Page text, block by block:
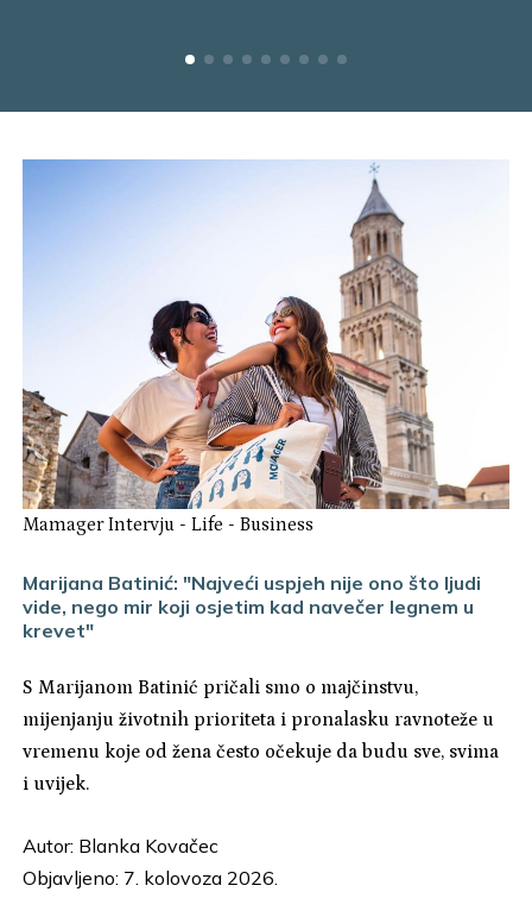
Mamager Intervju -Life -Business
Marijana Batinić: "Najveći uspjeh nije ono što ljudi
vide, nego mir koji osjetim kad navečer legnem u
krevet"
S Marijanom Batinić pričali smo o majčinstvu,
mijenjanju životnih prioriteta i pronalasku ravnoteže u
vremenu koje od žena često očekuje da budu sve, svima
i uvijek.
Autor: Blanka Kovačec
Objavljeno: 7. kolovoza 2026.